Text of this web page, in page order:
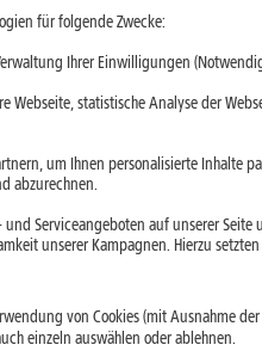
für folgende Zwecke:
Ihrer Einwilligungen
Webseite, statistische Analyse der
um Ihnen personalisierte Inhalte
abzurechnen.
Serviceangeboten auf unserer
unserer Kampagnen. Hierzu
von Cookies (mit Ausnahme
einzeln auswählen oder ablehnen.